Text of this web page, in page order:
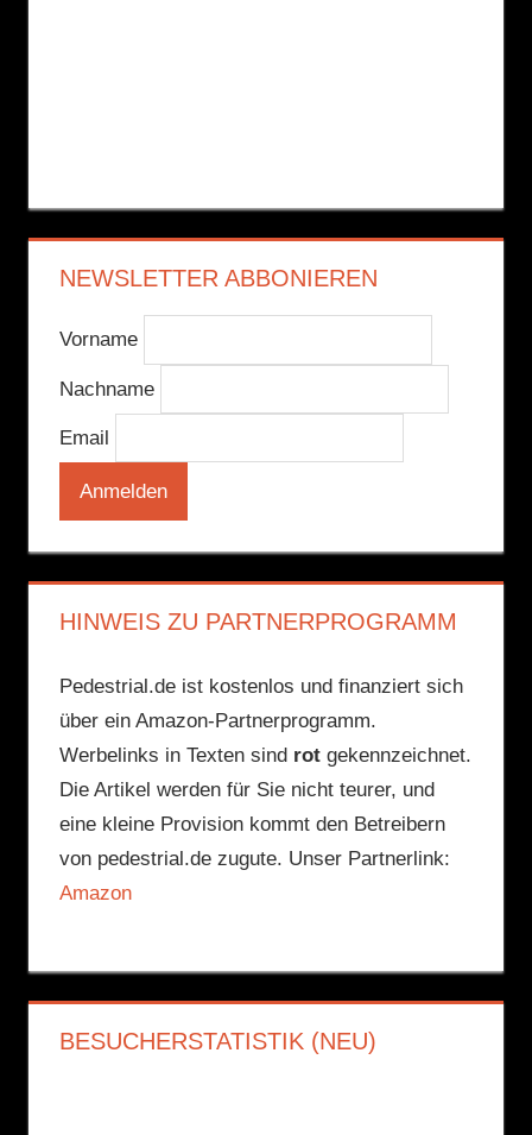
NEWSLETTER ABBONIEREN
Vorname
Nachname
Email
HINWEIS ZU PARTNERPROGRAMM
Pedestrial.de ist kostenlos und finanziert sich
über ein Amazon-Partnerprogramm.
Werbelinks in Texten sind rotgekennzeichnet.
Die Artikel werden für Sie nicht teurer, und
eine kleine Provision kommt den Betreibern
von pedestrial.de zugute. Unser Partnerlink:
Amazon
BESUCHERSTATISTIK (NEU)